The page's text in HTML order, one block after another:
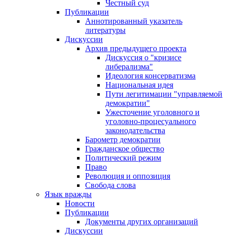
Честный суд
Публикации
Аннотированный указатель
литературы
Дискуссии
Архив предыдущего проекта
Дискуссия о "кризисе
либерализма"
Идеология консерватизма
Национальная идея
Пути легитимации "управляемой
демократии"
Ужесточение уголовного и
уголовно-процесуального
законодательства
Барометр демократии
Гражданское общество
Политический режим
Право
Революция и оппозиция
Свобода слова
Язык вражды
Новости
Публикации
Документы других организаций
Дискуссии